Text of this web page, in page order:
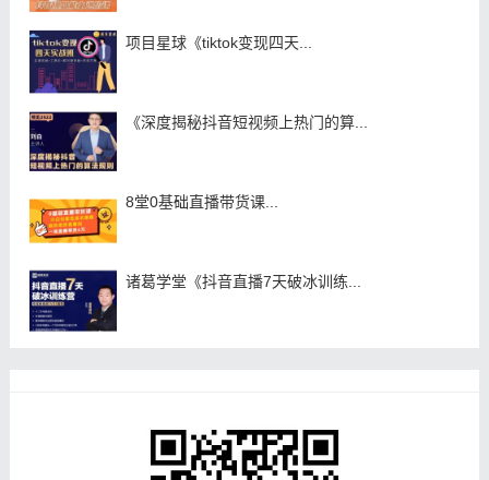
项目星球《tiktok变现四天...
《深度揭秘抖音短视频上热门的算...
8堂0基础直播带货课...
诸葛学堂《抖音直播7天破冰训练...